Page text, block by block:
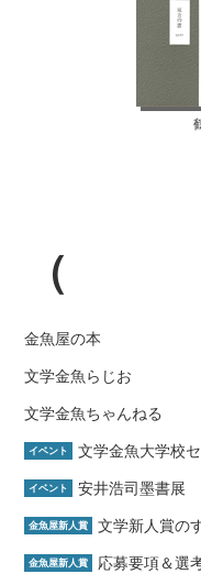
金魚屋の本
文学金魚らじお
文学金魚ちゃんねる
イベント 文学金魚大学校
イベント 安井浩司墨書展
金魚屋新人賞 文学新人賞の
金魚屋新人賞 応募要項＆選